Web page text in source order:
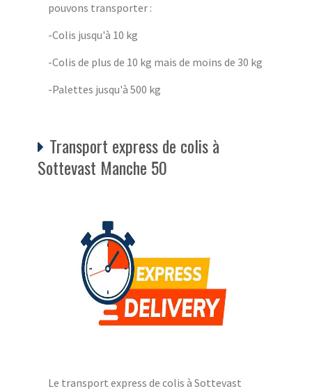
pouvons transporter :
-Colis jusqu'à 10 kg
-Colis de plus de 10 kg mais de moins de 30 kg
-Palettes jusqu'à 500 kg
Transport express de colis à
Sottevast Manche 50
Le transport express de colis à Sottevast